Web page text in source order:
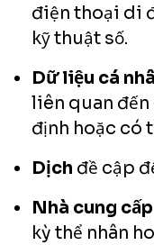
điện thoại di
kỹ thuật số.
Dữ liệu cá
liên quan đến
định hoặc có
Dịch đề cập
Nhà cung
kỳ thể nhân